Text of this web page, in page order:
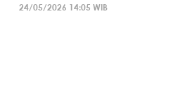
24/05/2026 14:05 WIB